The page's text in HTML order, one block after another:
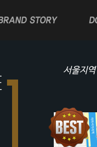
서울지역